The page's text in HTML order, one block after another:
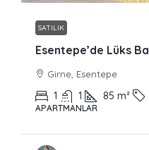
SATILIK
Esentepe’de Lüks
Girne, Esentepe
1 1 85 m²
APARTMANLAR